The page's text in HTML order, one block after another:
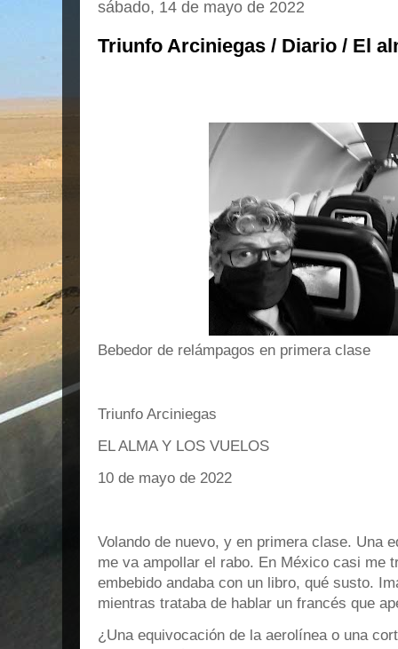
sábado, 14 de mayo de 2022
Triunfo Arciniegas / Diario / El
Bebedor de relámpagos en primera clase
Triunfo Arciniegas
EL ALMA Y LOS VUELOS
10 de mayo de 2022
Volando de nuevo, y en primera clase. Una
me va ampollar el rabo. En México casi me
embebido andaba con un libro, qué susto.
mientras trataba de hablar un francés que
¿Una equivocación de la aerolínea o una